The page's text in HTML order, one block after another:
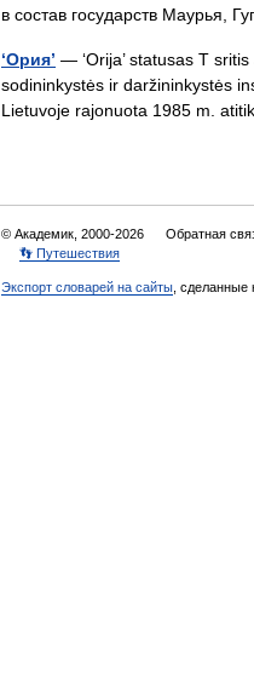
в состав государств Маурья,
‘Ория’ — ‘Orija’ statusas T
sodininkystės ir daržininkystės
Lietuvoje rajonuota 1985 m.
© Академик, 2000-2026 Обратная
👣 Путешествия
Экспорт словарей на сайты , сделанные